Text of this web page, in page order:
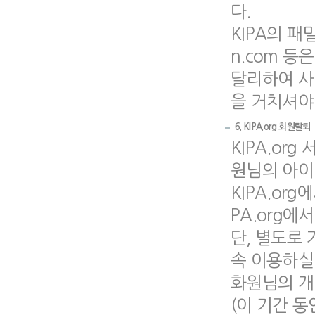
다.
KIPA의 패
n.com 등
달리하여
을 거치셔
6. KIPA.org 회원탈퇴
KIPA.org
원님의 아
KIPA.org
PA.org에
단, 별도로
속 이용하
화원님의
(이 기간 동